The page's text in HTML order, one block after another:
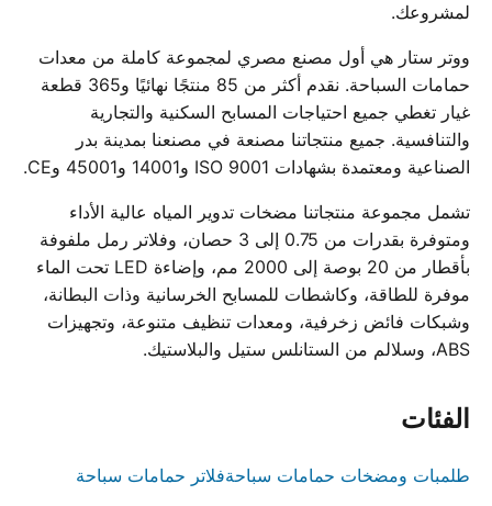
لمشروعك.
ووتر ستار هي أول مصنع مصري لمجموعة كاملة من معدات
حمامات السباحة. نقدم أكثر من 85 منتجًا نهائيًا و365 قطعة
غيار تغطي جميع احتياجات المسابح السكنية والتجارية
والتنافسية. جميع منتجاتنا مصنعة في مصنعنا بمدينة بدر
الصناعية ومعتمدة بشهادات ISO 9001 و14001 و45001 وCE.
تشمل مجموعة منتجاتنا مضخات تدوير المياه عالية الأداء
ومتوفرة بقدرات من 0.75 إلى 3 حصان، وفلاتر رمل ملفوفة
بأقطار من 20 بوصة إلى 2000 مم، وإضاءة LED تحت الماء
موفرة للطاقة، وكاشطات للمسابح الخرسانية وذات البطانة،
وشبكات فائض زخرفية، ومعدات تنظيف متنوعة، وتجهيزات
ABS، وسلالم من الستانلس ستيل والبلاستيك.
الفئات
طلمبات ومضخات حمامات سباحةفلاتر حمامات سباحة